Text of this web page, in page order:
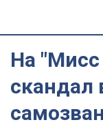
На "Мисс
скандал